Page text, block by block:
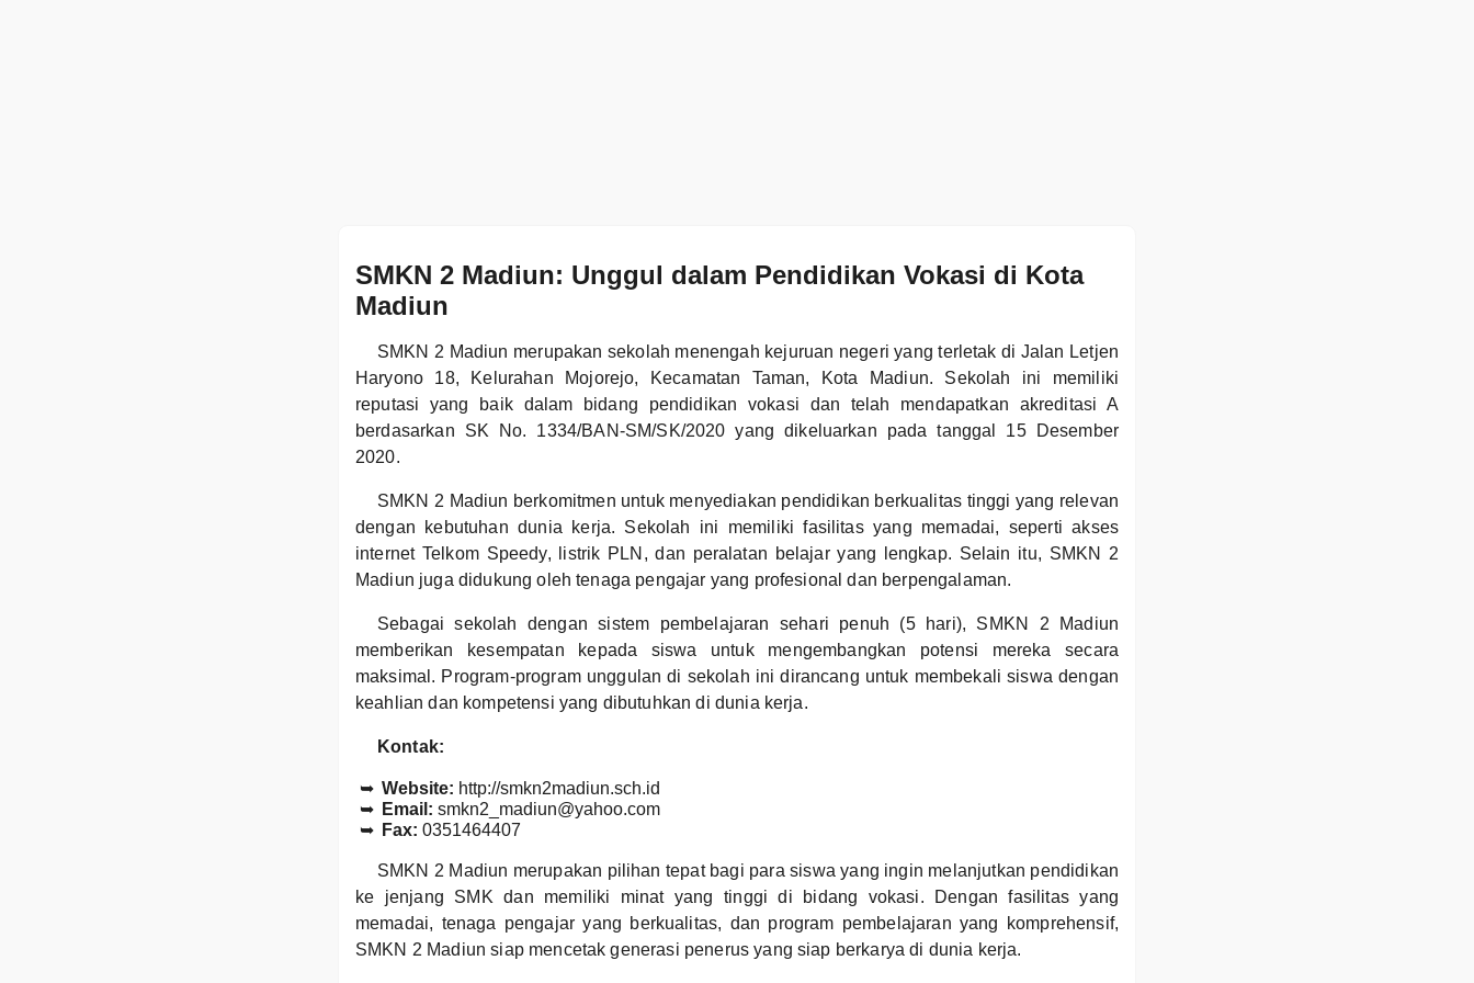
SMKN 2 Madiun: Unggul dalam Pendidikan Vokasi di Kota
Madiun
SMKN 2 Madiun merupakan sekolah menengah kejuruan negeri yang terletak di Jalan Letjen
Haryono 18, Kelurahan Mojorejo, Kecamatan Taman, Kota Madiun. Sekolah ini memiliki
reputasi yang baik dalam bidang pendidikan vokasi dan telah mendapatkan akreditasi A
berdasarkan SK No. 1334/BAN-SM/SK/2020 yang dikeluarkan pada tanggal 15 Desember
2020.
SMKN 2 Madiun berkomitmen untuk menyediakan pendidikan berkualitas tinggi yang relevan
dengan kebutuhan dunia kerja. Sekolah ini memiliki fasilitas yang memadai, seperti akses
internet Telkom Speedy, listrik PLN, dan peralatan belajar yang lengkap. Selain itu, SMKN 2
Madiun juga didukung oleh tenaga pengajar yang profesional dan berpengalaman.
Sebagai sekolah dengan sistem pembelajaran sehari penuh (5 hari), SMKN 2 Madiun
memberikan kesempatan kepada siswa untuk mengembangkan potensi mereka secara
maksimal. Program-program unggulan di sekolah ini dirancang untuk membekali siswa dengan
keahlian dan kompetensi yang dibutuhkan di dunia kerja.
Kontak:
Website: http://smkn2madiun.sch.id
Email: smkn2_madiun@yahoo.com
Fax: 0351464407
SMKN 2 Madiun merupakan pilihan tepat bagi para siswa yang ingin melanjutkan pendidikan
ke jenjang SMK dan memiliki minat yang tinggi di bidang vokasi. Dengan fasilitas yang
memadai, tenaga pengajar yang berkualitas, dan program pembelajaran yang komprehensif,
SMKN 2 Madiun siap mencetak generasi penerus yang siap berkarya di dunia kerja.